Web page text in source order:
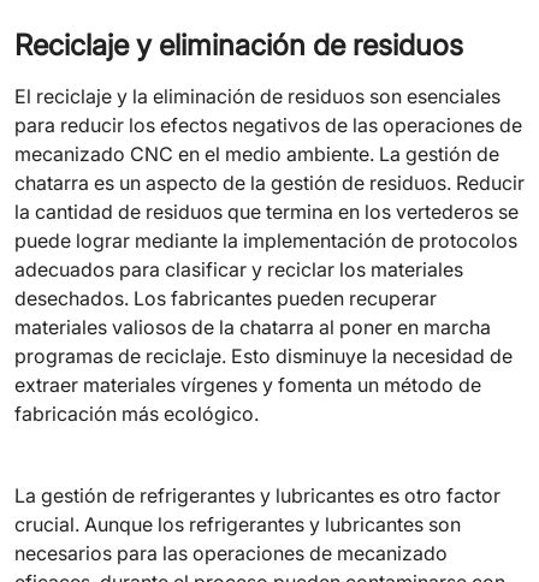
Reciclaje y eliminación de residuos
El reciclaje y la eliminación de residuos son esenciales
para reducir los efectos negativos de las operaciones de
mecanizado CNC en el medio ambiente. La gestión de
chatarra es un aspecto de la gestión de residuos. Reducir
la cantidad de residuos que termina en los vertederos se
puede lograr mediante la implementación de protocolos
adecuados para clasificar y reciclar los materiales
desechados. Los fabricantes pueden recuperar
materiales valiosos de la chatarra al poner en marcha
programas de reciclaje. Esto disminuye la necesidad de
extraer materiales vírgenes y fomenta un método de
fabricación más ecológico.
La gestión de refrigerantes y lubricantes es otro factor
crucial. Aunque los refrigerantes y lubricantes son
necesarios para las operaciones de mecanizado